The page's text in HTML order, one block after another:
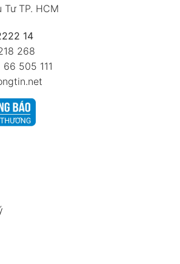
Tư TP. HCM
14
268
505 111